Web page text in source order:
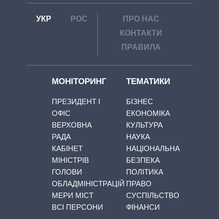
УКР РОС
ПРО НАС
КОНТАКТИ
ПРАВИЛА
МОНІТОРИНГ
ПРЕЗИДЕНТ І
ОФІС
ВЕРХОВНА
РАДА
КАБІНЕТ
МІНІСТРІВ
ГОЛОВИ
ОБЛАДМІНІСТРАЦІЙ
МЕРИ МІСТ
ВСІ ПЕРСОНИ
ТЕМАТИКИ
БІЗНЕС
ЕКОНОМІКА
КУЛЬТУРА
НАУКА
НАЦІОНАЛЬНА
БЕЗПЕКА
ПОЛІТИКА
ПРАВО
СУСПІЛЬСТВО
ФІНАНСИ